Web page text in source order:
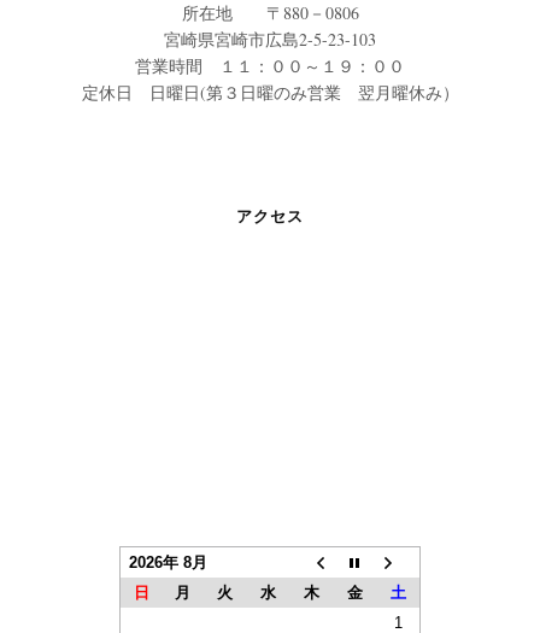
所在地 〒880－0806
宮崎県宮崎市広島2-5-23-103
営業時間 １１：００～１９：００
定休日 日曜日(第３日曜のみ営業 翌月曜休み）
アクセス
2026年 8月
日
月 火 水 木 金
土
1